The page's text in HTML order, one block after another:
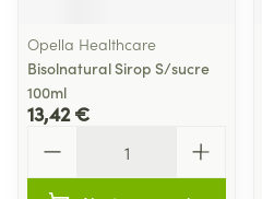
Opella Healthcare
Bisolnatural Sirop S/sucre
100ml
13,42 €